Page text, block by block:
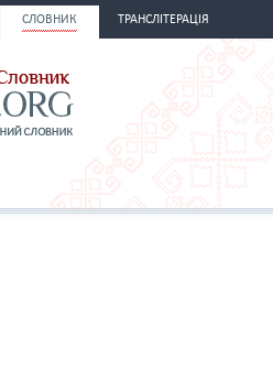
СЛОВНИК ТРАНСЛІТЕРАЦІЯ